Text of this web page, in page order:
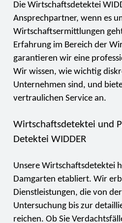
Die Wirtschaftsdetektei
Ansprechpartner, wenn es
Wirtschaftsermittlungen
Erfahrung im Bereich der
garantieren wir eine
Wir wissen, wie wichtig
Unternehmen sind, und
vertraulichen Service an.
Wirtschaftsdetektei und
Detektei WIDDER
Unsere Wirtschaftsdetektei
Damgarten etabliert. Wir
Dienstleistungen, die von
Untersuchung bis zur
reichen. Ob Sie